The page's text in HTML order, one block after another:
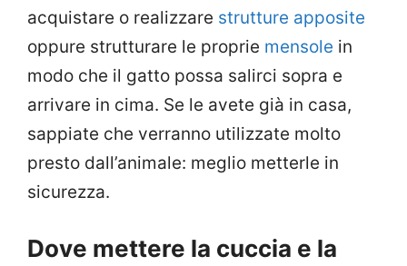
acquistare o realizzare strutture apposite
oppure strutturare le proprie mensole in
modo che il gatto possa salirci sopra e
arrivare in cima. Se le avete già in casa,
sappiate che verranno utilizzate molto
presto dall’animale: meglio metterle in
sicurezza.
Dove mettere la cuccia e la